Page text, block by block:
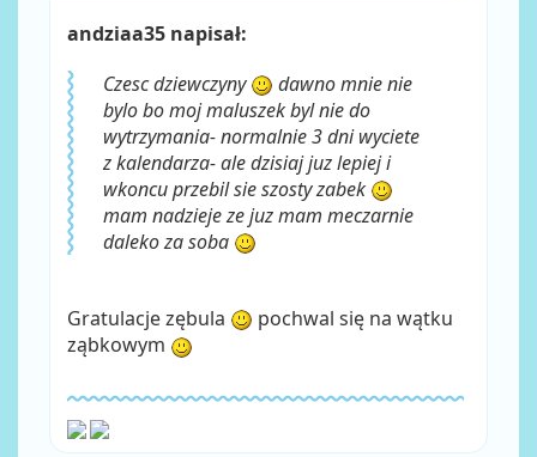
andziaa35 napisał:
Czesc dziewczyny
dawno mnie nie
bylo bo moj maluszek byl nie do
wytrzymania- normalnie 3 dni wyciete
z kalendarza- ale dzisiaj juz lepiej i
wkoncu przebil sie szosty zabek
mam nadzieje ze juz mam meczarnie
daleko za soba
Gratulacje zębula
pochwal się na wątku
ząbkowym